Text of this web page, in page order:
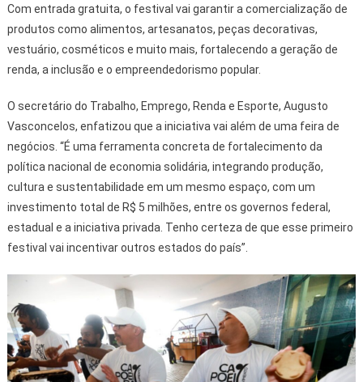
Com entrada gratuita, o festival vai garantir a comercialização de
produtos como alimentos, artesanatos, peças decorativas,
vestuário, cosméticos e muito mais, fortalecendo a geração de
renda, a inclusão e o empreendedorismo popular.
O secretário do Trabalho, Emprego, Renda e Esporte, Augusto
Vasconcelos, enfatizou que a iniciativa vai além de uma feira de
negócios. “É uma ferramenta concreta de fortalecimento da
política nacional de economia solidária, integrando produção,
cultura e sustentabilidade em um mesmo espaço, com um
investimento total de R$ 5 milhões, entre os governos federal,
estadual e a iniciativa privada. Tenho certeza de que esse primeiro
festival vai incentivar outros estados do país”.